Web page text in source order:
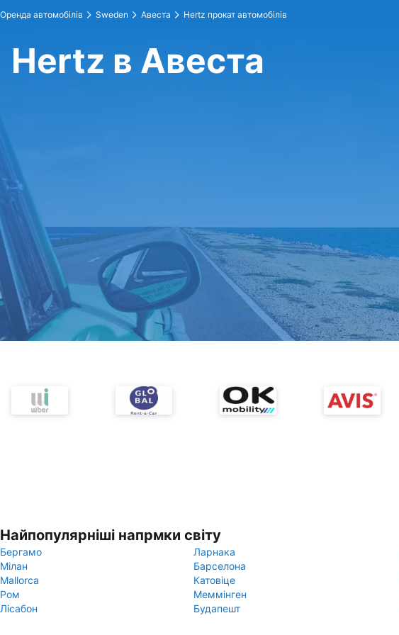
Оренда автомобілів Sweden Авеста Hertz прокат автомобілів
Hertz в Авеста
Найпопулярніші напрмки світу
Бергамо
Ларнака
Мілан
Барселона
Mallorca
Катовіце
Ром
Меммінген
Лісабон
Будапешт